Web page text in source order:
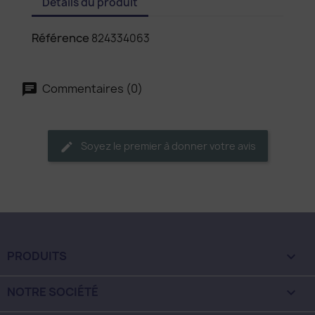
Référence 824334063
Commentaires (0)
Soyez le premier à donner votre avis